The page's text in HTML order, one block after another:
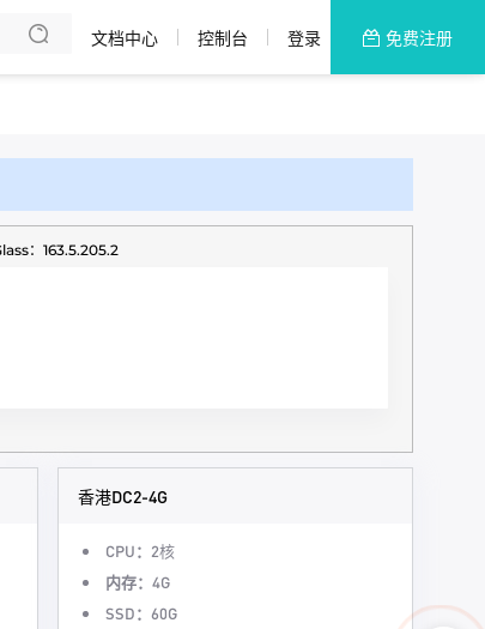
文档中心 控制台 登录 免费注册
：163.5.205.2
香港DC2-4G
CPU： 2核
内存： 4G
SSD： 60G